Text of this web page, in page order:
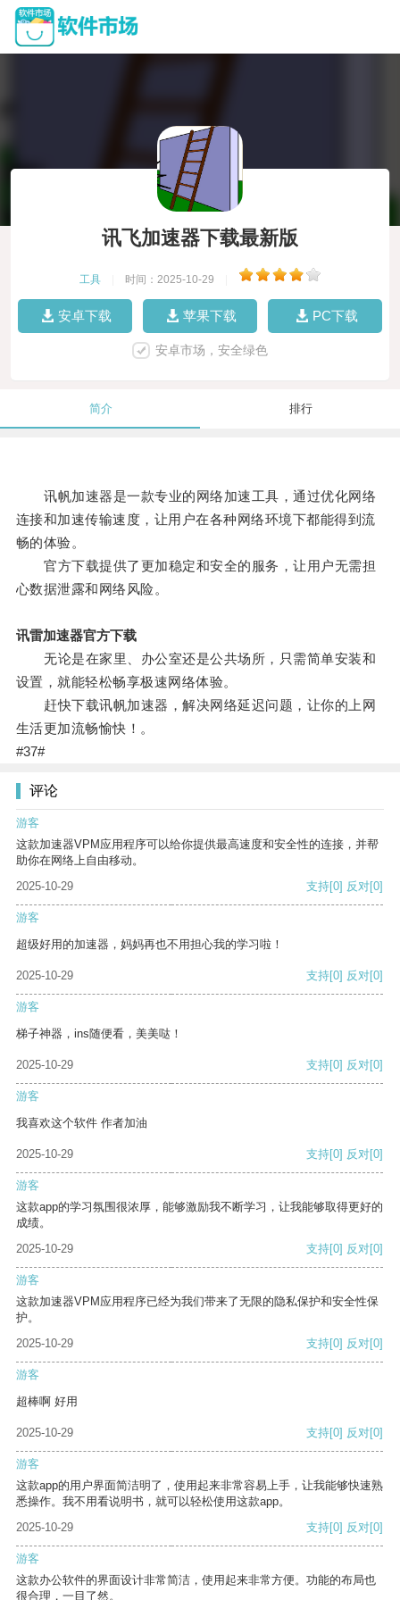
讯飞加速器下载最新版
工具 时间：2025-10-29
安卓下载 苹果下载 PC下载
安卓市场，安全绿色
简介 排行
讯帆加速器是一款专业的网络加速工具，通过优化网络
连接和加速传输速度，让用户在各种网络环境下都能得到流
畅的体验。
官方下载提供了更加稳定和安全的服务，让用户无需担
心数据泄露和网络风险。
讯雷加速器官方下载
无论是在家里、办公室还是公共场所，只需简单安装和
设置，就能轻松畅享极速网络体验。
赶快下载讯帆加速器，解决网络延迟问题，让你的上网
生活更加流畅愉快！。
#37#
评论
游客
这款加速器VPM应用程序可以给你提供最高速度和安全性的连接，并帮
助你在网络上自由移动。
2025-10-29
支持[0] 反对[0]
游客
超级好用的加速器，妈妈再也不用担心我的学习啦！
2025-10-29 支持[0] 反对[0]
游客
梯子神器，ins随便看，美美哒！
2025-10-29 支持[0] 反对[0]
游客
我喜欢这个软件 作者加油
2025-10-29 支持[0] 反对[0]
游客
这款app的学习氛围很浓厚，能够激励我不断学习，让我能够取得更好的
成绩。
2025-10-29
支持[0] 反对[0]
游客
这款加速器VPM应用程序已经为我们带来了无限的隐私保护和安全性保
护。
2025-10-29
支持[0] 反对[0]
游客
超棒啊 好用
2025-10-29 支持[0] 反对[0]
游客
这款app的用户界面简洁明了，使用起来非常容易上手，让我能够快速熟
悉操作。我不用看说明书，就可以轻松使用这款app。
2025-10-29
支持[0] 反对[0]
游客
这款办公软件的界面设计非常简洁，使用起来非常方便。功能的布局也
很合理，一目了然。